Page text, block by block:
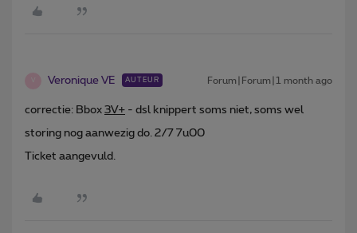
Veronique VE AUTEUR Forum|Forum|1 month ago
correctie: Bbox 3V+ - dsl knippert soms niet, soms wel
storing nog aanwezig do. 2/7 7u00
Ticket aangevuld.